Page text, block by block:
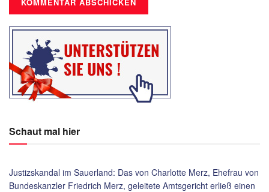
Schaut mal hier
Justizskandal im Sauerland: Das von Charlotte Merz, Ehefrau von
Bundeskanzler Friedrich Merz, geleitete Amtsgericht erließ einen